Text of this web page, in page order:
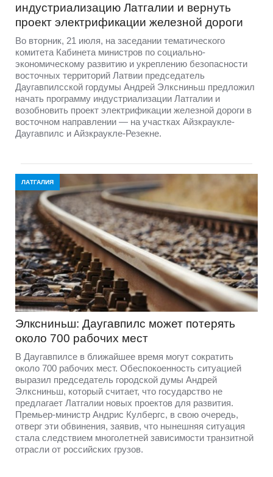
индустриализацию Латгалии и вернуть
проект электрификации железной дороги
Во вторник, 21 июля, на заседании тематического
комитета Кабинета министров по социально-
экономическому развитию и укреплению безопасности
восточных территорий Латвии председатель
Даугавпилсской гордумы Андрей Элксниньш предложил
начать программу индустриализации Латгалии и
возобновить проект электрификации железной дороги в
восточном направлении — на участках Айзкраукле-
Даугавпилс и Айзкраукле-Резекне.
ЛАТГАЛИЯ
Элксниньш: Даугавпилс может потерять
около 700 рабочих мест
В Даугавпилсе в ближайшее время могут сократить
около 700 рабочих мест. Обеспокоенность ситуацией
выразил председатель городской думы Андрей
Элксниньш, который считает, что государство не
предлагает Латгалии новых проектов для развития.
Премьер-министр Андрис Кулбергс, в свою очередь,
отверг эти обвинения, заявив, что нынешняя ситуация
стала следствием многолетней зависимости транзитной
отрасли от российских грузов.